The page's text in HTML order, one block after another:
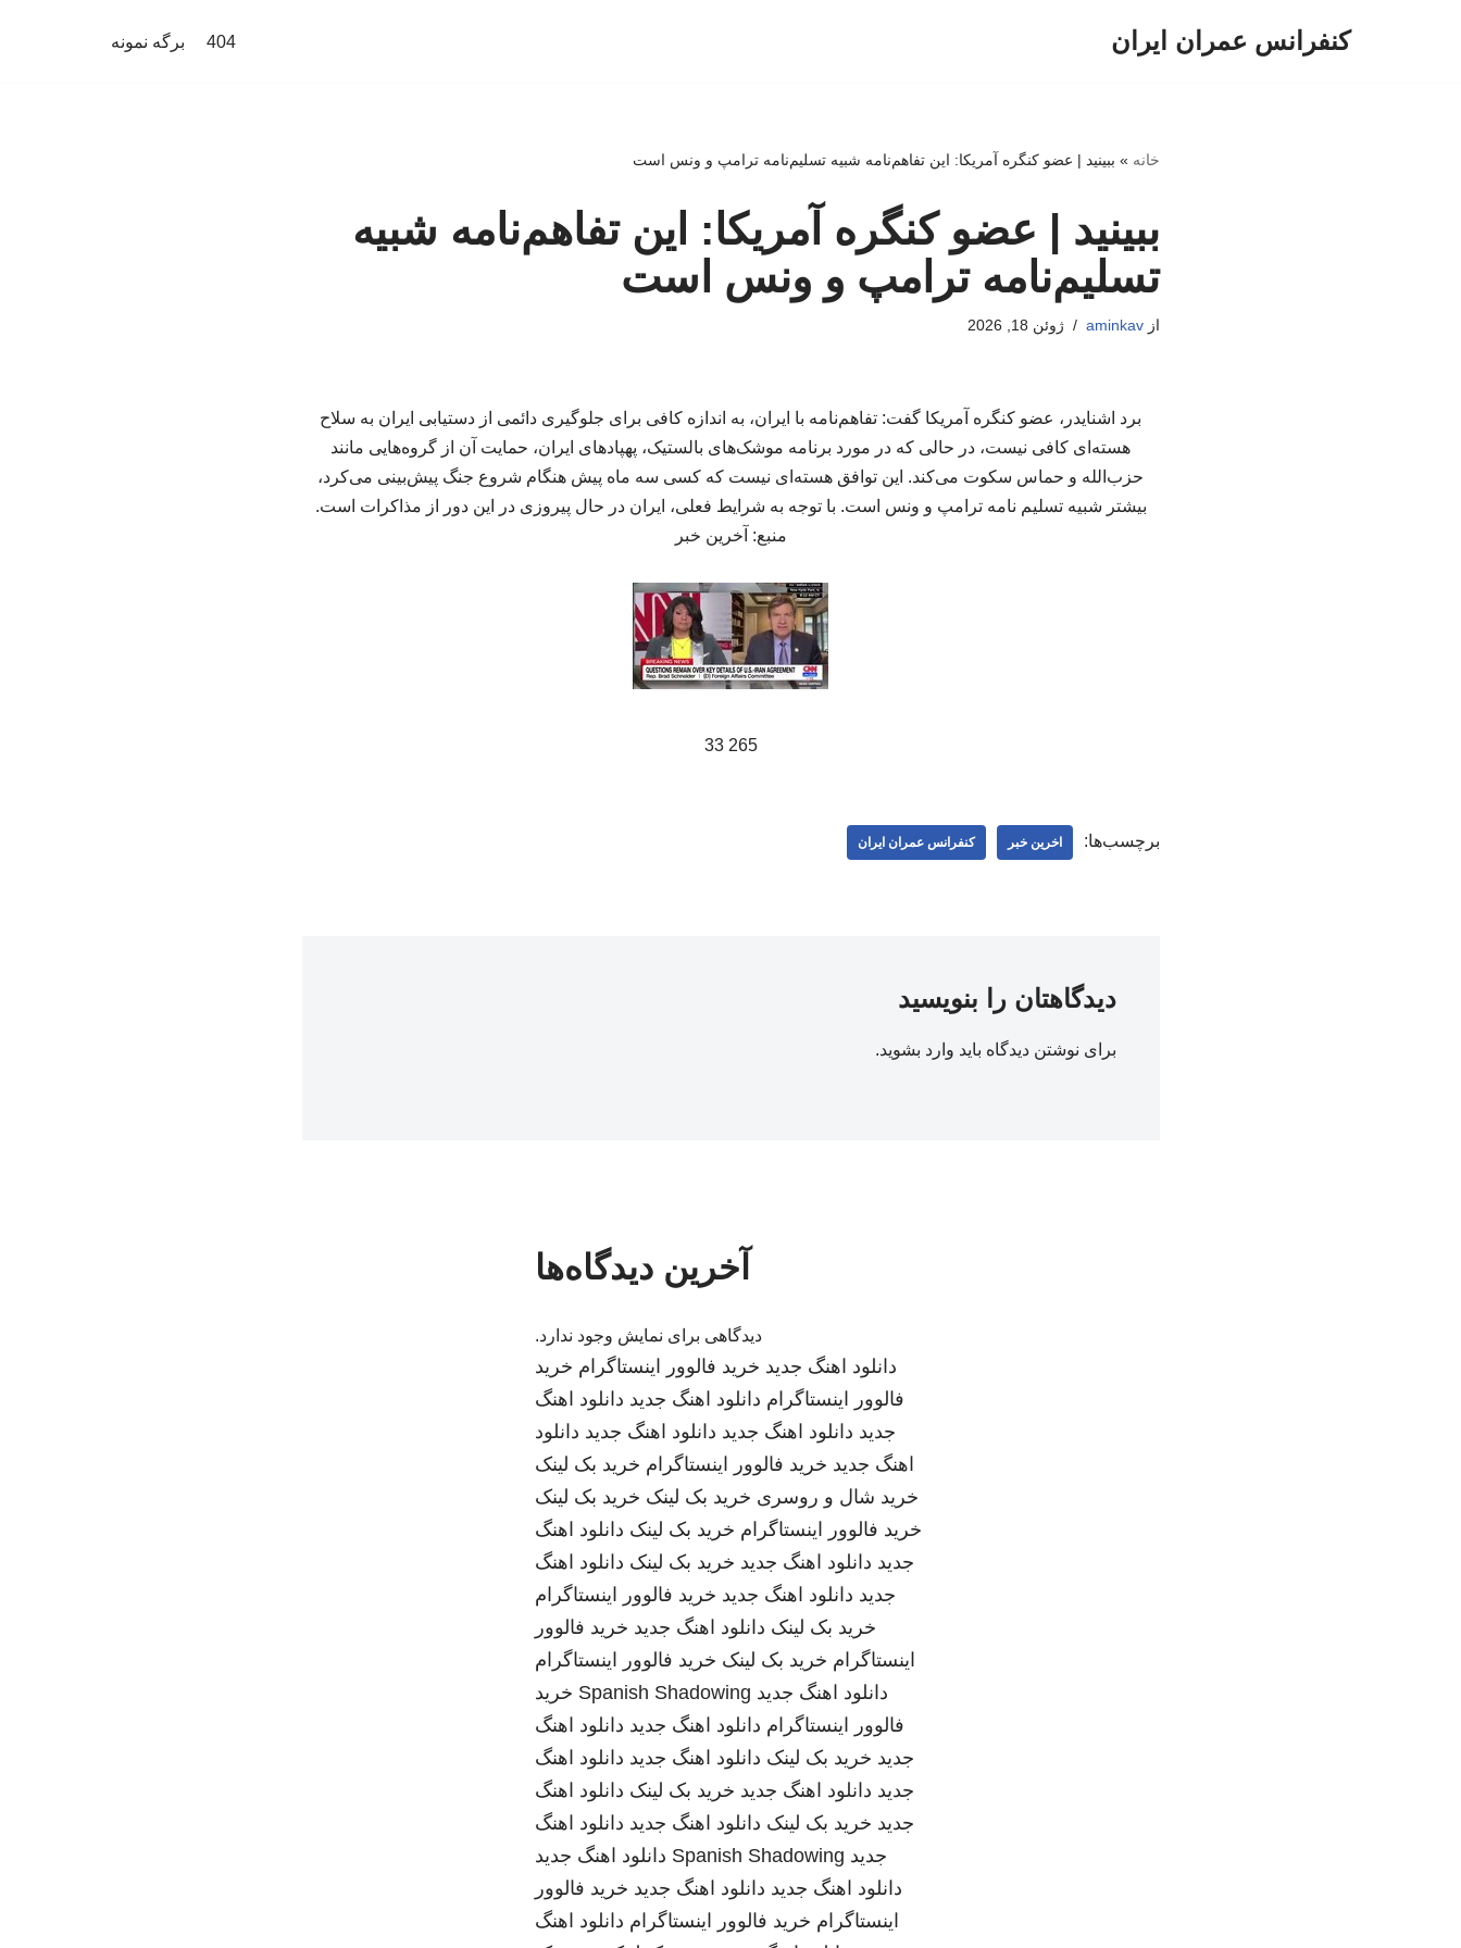
کنفرانس عمران ایران 404 برگه نمونه
خانه » ببینید | عضو کنگره آمریکا: این تفاهم‌نامه شبیه تسلیم‌نامه ترامپ و ونس است
ببینید | عضو کنگره آمریکا: این تفاهم‌نامه شبیه
تسلیم‌نامه ترامپ و ونس است
ازaminkav ژوئن 18, 2026
برد اشنایدر، عضو کنگره آمریکا گفت: تفاهم‌نامه با ایران، به اندازه کافی برای جلوگیری دائمی از دستیابی ایران به سلاح
هسته‌ای کافی نیست، در حالی که در مورد برنامه موشک‌های بالستیک، پهپادهای ایران، حمایت آن از گروه‌هایی مانند
حزب‌الله و حماس سکوت می‌کند. این توافق هسته‌ای نیست که کسی سه ماه پیش هنگام شروع جنگ پیش‌بینی می‌کرد،
بیشتر شبیه تسلیم نامه ترامپ و ونس است. با توجه به شرایط فعلی، ایران در حال پیروزی در این دور از مذاکرات است.
منبع: آخرین خبر
265 33
برچسب‌ها: اخرین خبر کنفرانس عمران ایران
دیدگاهتان را بنویسید
برای نوشتن دیدگاه باید وارد بشوید.
آخرین دیدگاه‌ها
دیدگاهی برای نمایش وجود ندارد.
دانلود اهنگ جدید خرید فالوور اینستاگرام خرید
فالوور اینستاگرام دانلود اهنگ جدید دانلود اهنگ
جدید دانلود اهنگ جدید دانلود اهنگ جدید دانلود
اهنگ جدید خرید فالوور اینستاگرام خرید بک لینک
خرید شال و روسری خرید بک لینک خرید بک لینک
خرید فالوور اینستاگرام خرید بک لینک دانلود اهنگ
جدید دانلود اهنگ جدید خرید بک لینک دانلود اهنگ
جدید دانلود اهنگ جدید خرید فالوور اینستاگرام
خرید بک لینک دانلود اهنگ جدید خرید فالوور
اینستاگرام خرید بک لینک خرید فالوور اینستاگرام
دانلود اهنگ جدید Spanish Shadowing خرید
فالوور اینستاگرام دانلود اهنگ جدید دانلود اهنگ
جدید خرید بک لینک دانلود اهنگ جدید دانلود اهنگ
جدید دانلود اهنگ جدید خرید بک لینک دانلود اهنگ
جدید خرید بک لینک دانلود اهنگ جدید دانلود اهنگ
جدید Spanish Shadowing دانلود اهنگ جدید
دانلود اهنگ جدید دانلود اهنگ جدید خرید فالوور
اینستاگرام خرید فالوور اینستاگرام دانلود اهنگ